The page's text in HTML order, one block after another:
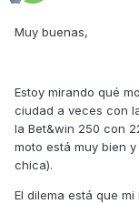
Muy buenas,
Estoy mirando qué
ciudad a veces con
la Bet&win 250 con
moto está muy bien
chica).
El dilema está que